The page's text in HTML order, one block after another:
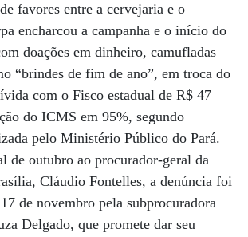
favores entre a cervejaria e o
encharcou a campanha e o início do
doações em dinheiro, camufladas
“brindes de fim de ano”, em troca do
com o Fisco estadual de R$ 47
do ICMS em 95%, segundo
pelo Ministério Público do Pará.
de outubro ao procurador-geral da
Cláudio Fontelles, a denúncia foi
de novembro pela subprocuradora
Delgado, que promete dar seu